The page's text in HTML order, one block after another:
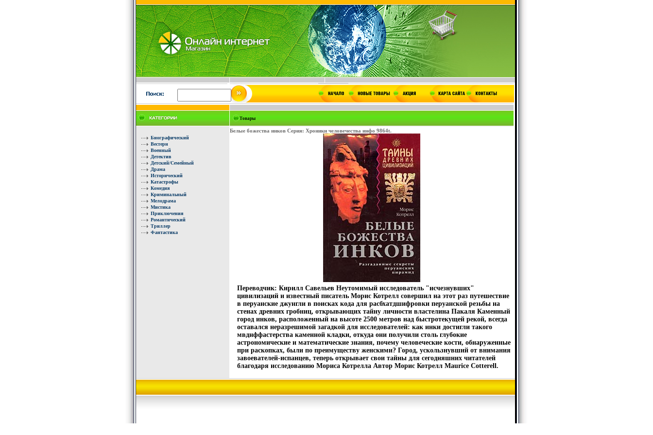
Биографический
Вестерн
Военный
Детектив
Детский/Семейный
Драма
Исторический
Катастрофы
Комедия
Криминальный
Мелодрама
Мистика
Приключения
Романтический
Триллер
Фантастика
Товары
Белые божества инков Серия: Хроники человечества инфо 9864t.
Переводчик: Кирилл Савельев Неутомимый исследователь "исчезнувших"
цивилизаций и известный писатель Морис Котрелл совершил на этот раз путешествие
в перуанские джунгли в поисках кода для расбхатдшифровки перуанской резьбы на
стенах древних гробниц, открывающих тайну личности властелина Пакаля Каменный
город инков, расположенный на высоте 2500 метров над быстротекущей рекой, всегда
оставался неразрешимой загадкой для исследователей: как инки достигли такого
мвднффастерства каменной кладки, откуда они получили столь глубокие
астрономические и математические знания, почему человеческие кости, обнаруженные
при раскопках, были по преимуществу женскими? Город, ускользнувший от внимания
завоевателей-испанцев, теперь открывает свои тайны для сегодняшних читателей
благодаря исследованию Мориса Котрелла Автор Морис Котрелл Maurice Cotterell.